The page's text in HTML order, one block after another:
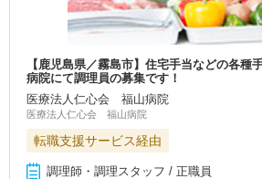
【鹿児島県／霧島市】住宅手当などの各
病院にて調理員の募集です！
医療法人仁心会 福山病院
医療法人仁心会 福山病院
転職支援サービス経由
調理師・調理スタッフ / 正職員